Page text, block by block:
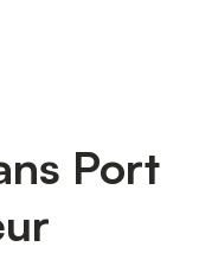
Port